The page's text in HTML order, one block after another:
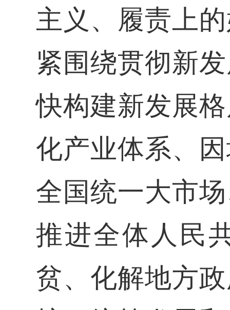
主义、履责上
紧围绕贯彻新
快构建新发展
化产业体系、
全国统一大市
推进全体人民
贫、化解地方